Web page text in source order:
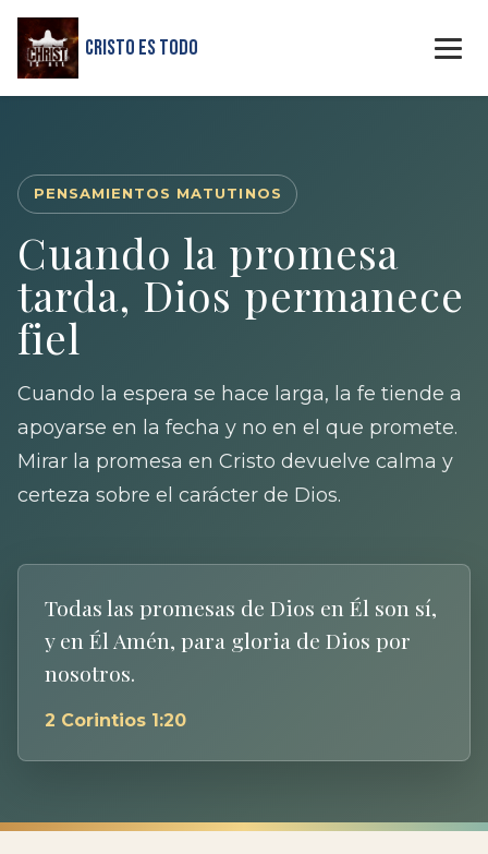
Cristo Es Todo
PENSAMIENTOS MATUTINOS
Cuando la promesa
tarda, Dios permanece
fiel
Cuando la espera se hace larga, la fe tiende a
apoyarse en la fecha y no en el que promete.
Mirar la promesa en Cristo devuelve calma y
certeza sobre el carácter de Dios.
Todas las promesas de Dios en Él son sí,
y en Él Amén, para gloria de Dios por
nosotros.
2 Corintios 1:20